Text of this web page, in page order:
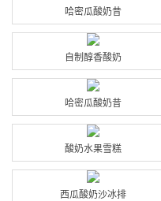
哈密瓜酸奶昔
自制醇香酸奶
哈密瓜酸奶昔
酸奶水果雪糕
西瓜酸奶沙冰排